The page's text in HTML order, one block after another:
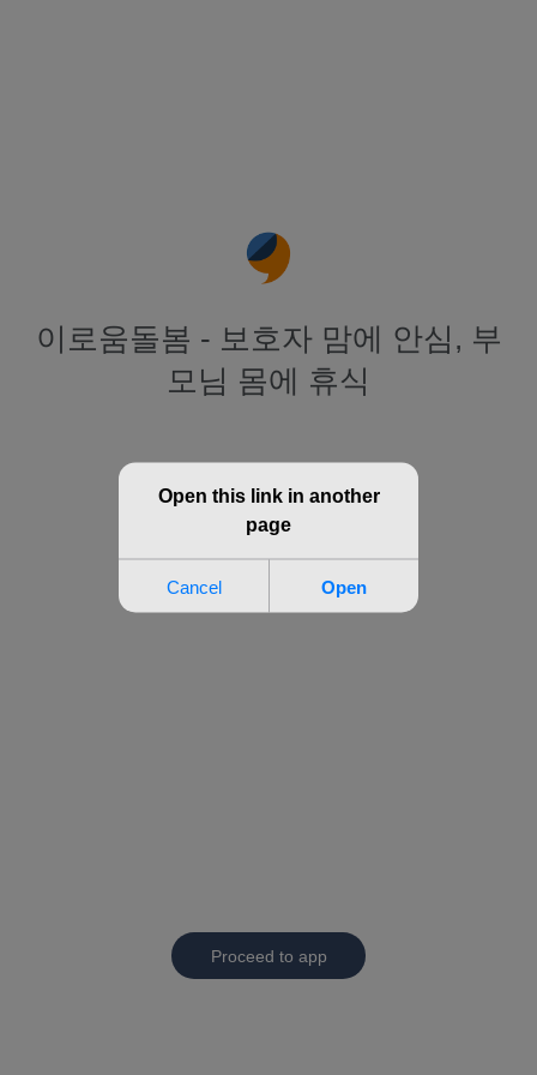
이로움돌봄 - 보호자 맘에 안심, 부
모님 몸에 휴식
Proceed to app